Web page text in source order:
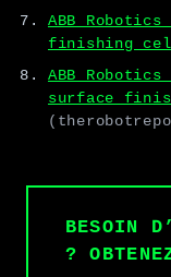
ABB
finishing
ABB Robotics
surface
BESOIN
?